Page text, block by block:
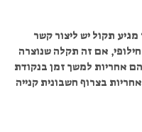
תקול יש ליצור קשר
אם זה תקלה שנוצרה
אחריות למשך זמן בנקודת
בצרוף חשבונית קנייה